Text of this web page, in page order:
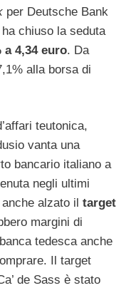
per Deutsche Bank
chiuso la seduta
a 4,34 euro. Da
alla borsa di
teutonica,
vanta una
bancario italiano a
negli ultimi
alzato il target
margini di
tedesca anche
Il target
de Sass è stato